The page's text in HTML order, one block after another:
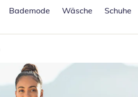
Bademode Wäsche Schuhe